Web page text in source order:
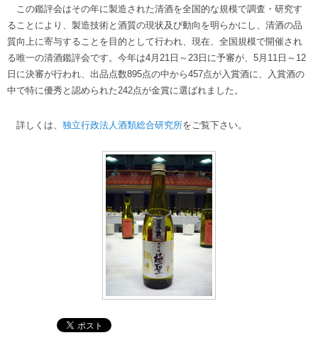
この鑑評会はその年に製造された清酒を全国的な規模で調査・研究す
ることにより、製造技術と酒質の現状及び動向を明らかにし、清酒の品
質向上に寄与することを目的として行われ、現在、全国規模で開催され
る唯一の清酒鑑評会です。今年は4月21日～23日に予審が、5月11日～12
日に決審が行われ、出品点数895点の中から457点が入賞酒に、入賞酒の
中で特に優秀と認められた242点が金賞に選ばれました。
詳しくは、 独立行政法人酒類総合研究所をご覧下さい。